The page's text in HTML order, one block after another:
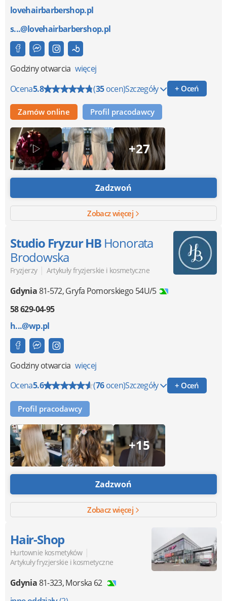
lovehairbarbershop.pl
s...@lovehairbarbershop.pl
Godziny otwarcia więcej
Ocena5.8 (35ocen)Szczegóły + Oceń
Zamów online Profil pracodawcy
+27
Zadzwoń
Zobacz więcej
Studio Fryzur HB Honorata
Brodowska
Fryzjerzy | Artykuły fryzjerskie i kosmetyczne
Gdynia81-572,Gryfa Pomorskiego 54U/5
58 629-04-95
h...@wp.pl
Godziny otwarcia więcej
Ocena5.6 (76ocen)Szczegóły + Oceń
Profil pracodawcy
+15
Zadzwoń
Zobacz więcej
Hair-Shop
Hurtownie kosmetyków |
Artykuły fryzjerskie i kosmetyczne
Gdynia81-323,Morska 62